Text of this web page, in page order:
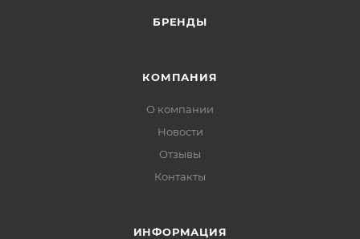
БРЕНДЫ
КОМПАНИЯ
О компании
Новости
Отзывы
Контакты
ИНФОРМАЦИЯ